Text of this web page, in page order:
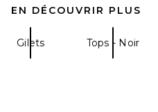
EN DÉCOUVRIR PLUS
Gilets Tops - Noir